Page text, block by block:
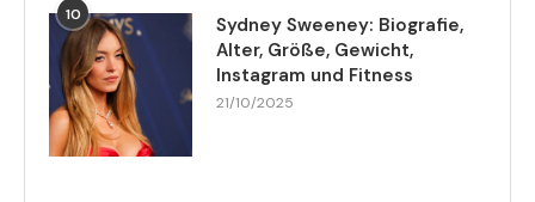
10
Sydney Sweeney: Biografie,
Alter, Größe, Gewicht,
Instagram und Fitness
21/10/2025